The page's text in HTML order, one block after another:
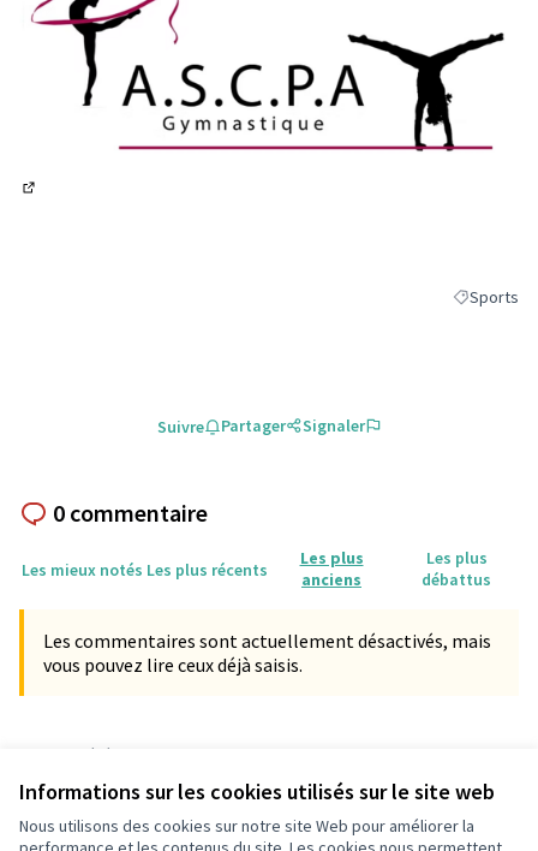
Informations sur les cookies utilisés sur le site web
Nous utilisons des cookies sur notre site Web pour améliorer la
Filtrer les
Sports
Suivre Partager Signaler
0 commentaire
Les mieux notés Les plus récents
Les plus
anciens
Les plus
débattus
Les commentaires sont actuellement désactivés, mais
vous pouvez lire ceux déjà saisis.
Référence : participationpessac-PROP-2025-02-11088
voir les autres versions
Vérifiez l'empreinte numérique